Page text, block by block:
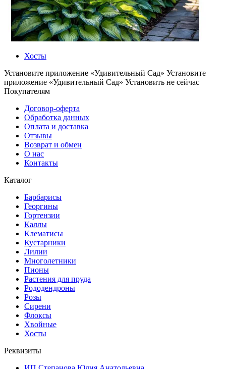
Хосты
Установите приложение «Удивительный Сад» Установите
приложение «Удивительный Сад» Установить не сейчас
Покупателям
Договор-оферта
Обработка данных
Оплата и доставка
Отзывы
Возврат и обмен
О нас
Контакты
Каталог
Барбарисы
Георгины
Гортензии
Каллы
Клематисы
Кустарники
Лилии
Многолетники
Пионы
Растения для пруда
Рододендроны
Розы
Сирени
Флоксы
Хвойные
Хосты
Реквизиты